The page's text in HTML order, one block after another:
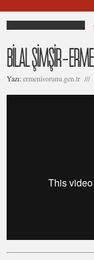
BİLAL ŞİMŞİR –
Yazı:ermenisorunu.gen.tr ///